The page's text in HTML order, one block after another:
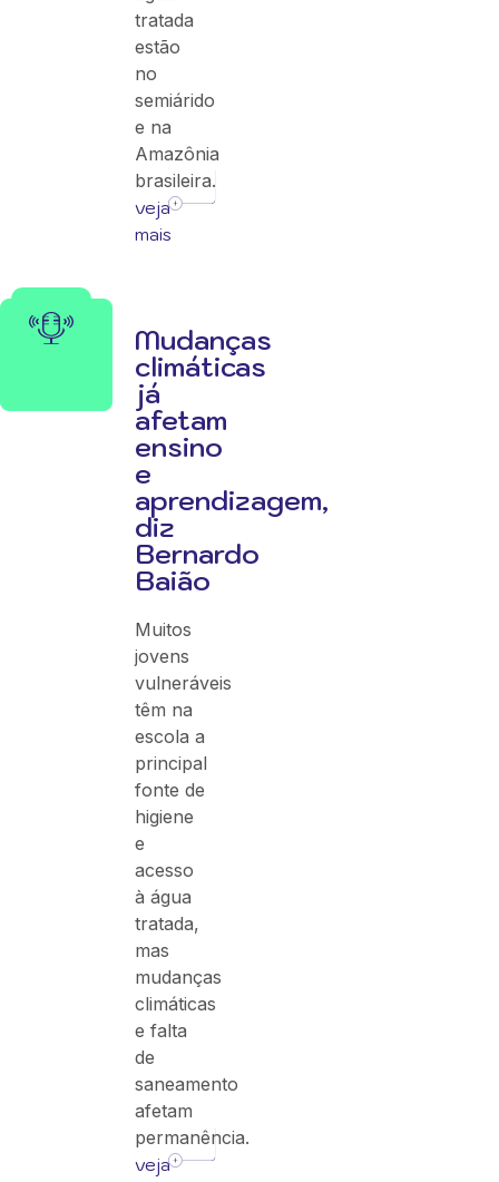
tratada
estão
no
semiárido
e na
Amazônia
brasileira.
veja
mais
Mudanças
climáticas
já
afetam
ensino
e
aprendizagem,
diz
Bernardo
Baião
Muitos
jovens
vulneráveis
têm na
escola a
principal
fonte de
higiene
e
acesso
à água
tratada,
mas
mudanças
climáticas
e falta
de
saneamento
afetam
permanência.
veja